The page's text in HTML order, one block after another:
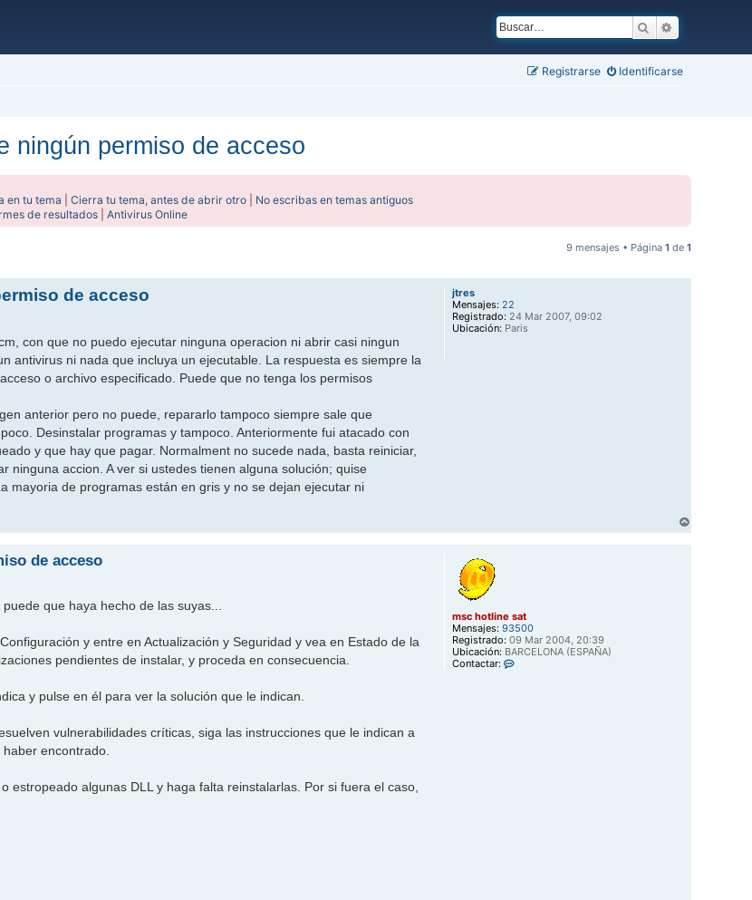
Buscar
Identificarse
Registrarse
ningún permiso de acceso
en tu tema |Cierra tu tema, antes de abrir otro
No escribas en temas antiguos
de resultados |Antivirus Online
9 mensajes • Página 1 de 1
jtres
Mensajes: 22
Registrado: 24 Mar 2007, 09:02
Ubicación: Paris
de acceso
con que no puedo ejecutar ninguna operacion ni abrir casi ningun
antivirus ni nada que incluya un ejecutable. La respuesta es siempre la
o archivo especificado. Puede que no tenga los permisos
anterior pero no puede, repararlo tampoco siempre sale que
Desinstalar programas y tampoco. Anteriormente fui atacado con
y que hay que pagar. Normalment no sucede nada, basta reiniciar,
accion. A ver si ustedes tienen alguna solución; quise
mayoria de programas están en gris y no se dejan ejecutar ni
r
msc hotline sat
Mensajes: 93500
Registrado: 09 Mar 2004, 20:39
Ubicación: BARCELONA (ESPAÑA)
Contactar:
de acceso
que haya hecho de las suyas...
y entre en Actualización y Seguridad y vea en Estado de la
pendientes de instalar, y proceda en consecuencia.
y pulse en él para ver la solución que le indican.
vulnerabilidades críticas, siga las instrucciones que le indican a
encontrado.
algunas DLL y haga falta reinstalarlas. Por si fuera el caso,